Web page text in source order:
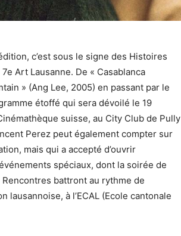
c’est sous le signe des Histoires
Art Lausanne. De « Casablanca
» (Ang Lee, 2005) en passant par le
étoffé qui sera dévoilé le 19
suisse, au City Club de Pully
Perez peut également compter sur
mais qui a accepté d’ouvrir
spéciaux, dont la soirée de
battront au rythme de
à l’ECAL (Ecole cantonale